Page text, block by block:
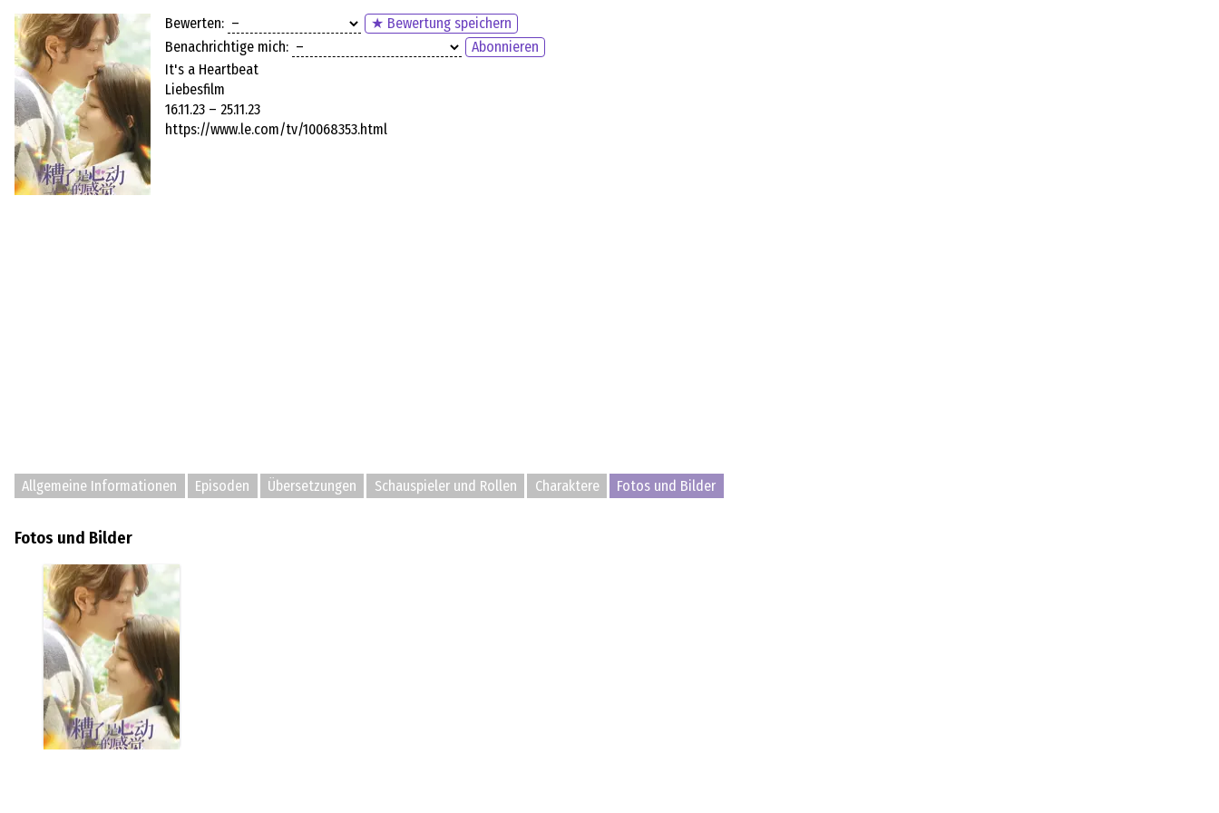
Bewerten:
★ Bewertung speichern
Benachrichtige mich:
Abonnieren
It's a Heartbeat
Liebesfilm
16.11.23 – 25.11.23
https://www.le.com/tv/10068353.html
Allgemeine Informationen Episoden Übersetzungen Schauspieler und Rollen Charaktere Fotos und Bilder
Fotos und Bilder